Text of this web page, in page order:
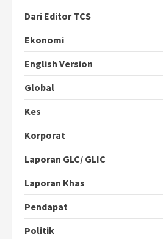
Dari Editor TCS
Ekonomi
English Version
Global
Kes
Korporat
Laporan GLC/ GLIC
Laporan Khas
Pendapat
Politik